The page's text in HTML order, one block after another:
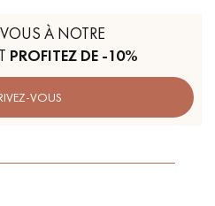
À NOTRE
PROFITEZ DE -10%
VOUS